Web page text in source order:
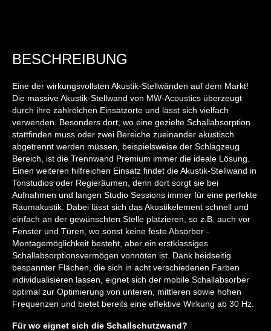
BESCHREIBUNG
Eine der wirkungsvollsten Akustik-Stellwänden auf dem Markt!
Die massive Akustik-Stellwand von MW-Acoustics überzeugt
durch ihre zahlreichen Einsatzorte und lässt sich vielfach
verwenden. Besonders dort, wo eine gezielte Schallabsorption
stattfinden muss oder zwei Bereiche zueinander akustisch
abgetrennt werden müssen, beispielsweise der Schlagzeug
Bereich, ist die Trennwand Premium immer die ideale Lösung.
Einen weiteren hilfreichen Einsatz findet die Akustik-Stellwand in
Tonstudios oder Regieräumen, denn dort sorgt sie bei
Aufnahmen und langen Studio Sessions immer für eine perfekte
Raumakustik. Dabei lässt sich das Akustikelement schnell und
einfach an der gewünschten Stelle platzieren, so z.B. auch vor
Fenster und Türen, wo sonst keine feste Absorber -
Montagemöglichkeit besteht, aber ein erstklassiges
Schallabsorptionsvermögen vonnöten ist. Dank beidseitig
bespannter Flächen, die sich in acht verschiedenen Farben
individualisieren lassen, eignet sich der mobile Schallabsorber
optimal zur Optimierung von unteren, mittleren sowie hohen
Frequenzen und bietet bereits eine effektive Wirkung ab 30 Hz.
Für wo eignet sich die Schallschutzwand?